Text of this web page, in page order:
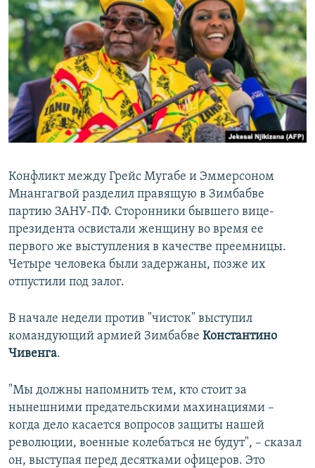
Конфликт между Грейс Мугабе и Эммерсоном
Мнангагвой разделил правящую в Зимбабве
партию ЗАНУ-ПФ. Сторонники бывшего вице-
президента освистали женщину во время ее
первого же выступления в качестве преемницы.
Четыре человека были задержаны, позже их
отпустили под залог.
В начале недели против "чисток" выступил
командующий армией Зимбабве Константино
Чивенга.
"Мы должны напомнить тем, кто стоит за
нынешними предательскими махинациями –
когда дело касается вопросов защиты нашей
революции, военные колебаться не будут", – сказал
он, выступая перед десятками офицеров. Это